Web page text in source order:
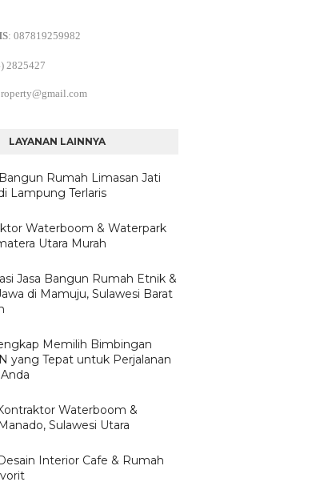
: 087819259982
2825427
LAYANAN LAINNYA
Rumah Limasan Jati
Lampung Terlaris
Waterboom & Waterpark
Utara Murah
Jasa Bangun Rumah Etnik &
di Mamuju, Sulawesi Barat
Memilih Bimbingan
yang Tepat untuk Perjalanan
Waterboom &
Sulawesi Utara
Interior Cafe & Rumah